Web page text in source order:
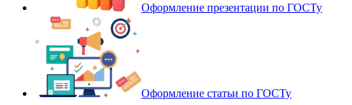
Оформление презентации по ГОСТу
Оформление статьи по ГОСТу